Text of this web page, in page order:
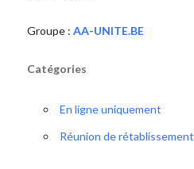
Groupe : AA-UNITE.BE
Catégories
En ligne uniquement
Réunion de rétablissement